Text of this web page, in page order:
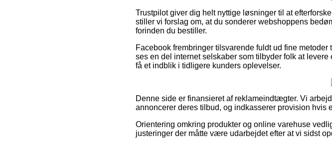
Trustpilot giver dig helt nyttige løsninger til at
stiller vi forslag om, at du sonderer webshoppens
forinden du bestiller.
Facebook frembringer tilsvarende fuldt ud fine
ses en del internet selskaber som tilbyder folk at
få et indblik i tidligere kunders oplevelser.
Denne side er finansieret af reklameindtægter. Vi
annoncerer deres tilbud, og indkasserer provision hvis
Orientering omkring produkter og online varehuse
justeringer der måtte være udarbejdet efter at vi sidst